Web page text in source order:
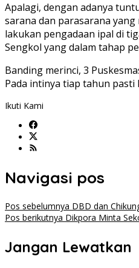
Apalagi, dengan adanya
sarana dan parasarana
lakukan pengadaan ipal di
Sengkol yang dalam tahap
Banding merinci, 3
Pada intinya tiap tahun
Ikuti Kami
Navigasi pos
Pos sebelumnya DBD dan
Pos berikutnya Dikpora Minta
Jangan Lewatkan